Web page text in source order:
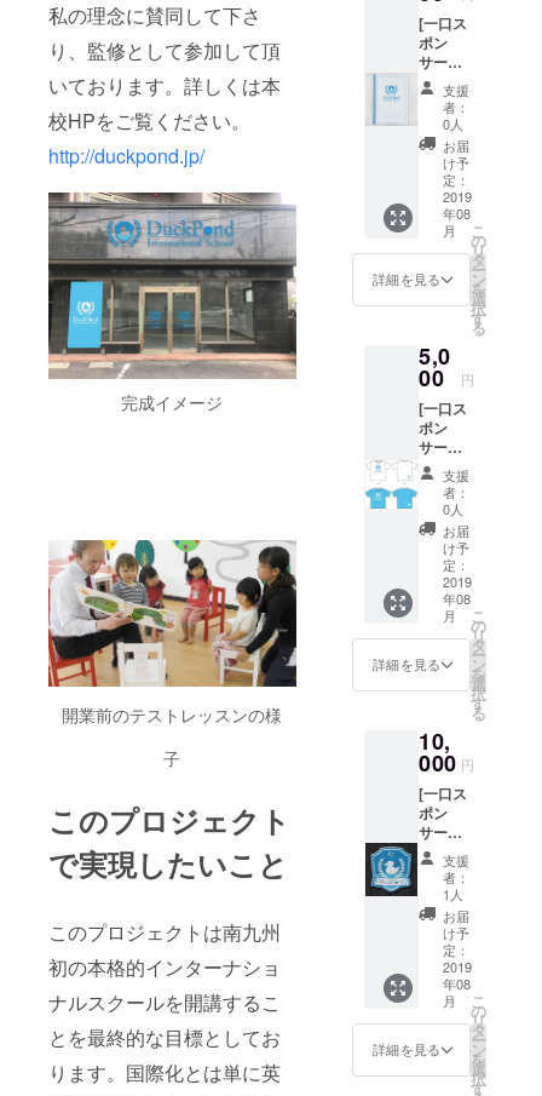
私の理念に賛同して下さ
り、監修として参加して頂
いております。詳しくは本
校HPをご覧ください。
http://duckpond.jp/
完成イメージ
開業前のテストレッスンの様
子
このプロジェクト
で実現したいこと
このプロジェクトは南九州
初の本格的インターナショ
ナルスクールを開講するこ
とを最終的な目標としてお
ります。国際化とは単に英
ダック
ポンド
の缶
バッジ
を送ら
せてい
ただき
ます。
[一口ス
ポン
サー
コース]
缶バッ
ジ＋
ノート
＋お礼
トはイ
メージ
です。
実際と
異なる
ことが
ありま
支援
者：
0人
お届
け予
定：
2019
年08
月
詳細を見る
こ
の
リ
タ
ー
ン
を
選
択
す
る
5,0
00 円
[一口ス
ポン
サー
コース]
お礼
状 缶
バッ
ジ
ノー
ト T-
shirts
校内や
野外活
動の時
に着ら
れるオ
シャル
T-shirts
です。
T-shirts
は白・
青 サイ
ズ 100 /
110 /
120 / S
/M / L か
らご用
意いた
してお
りま
す。プ
ルダウ
ンから
支援
者：
0人
お届
け予
定：
2019
年08
月
詳細を見る
こ
の
リ
タ
ー
ン
を
選
択
す
る
10,
000 円
[一口ス
ポン
サー
コース]
お礼
状 缶
バッ
ジ
ノー
ト T-
shirts
ワッペ
ン パ
ズル
ワッペ
ンはイ
支援
者：
1人
お届
け予
定：
2019
年08
月
詳細を見る
こ
の
リ
タ
ー
ン
を
選
択
す